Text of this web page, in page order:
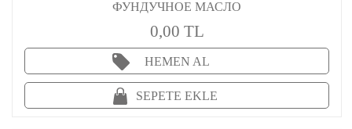
ФУНДУЧНОЕ МАСЛО
0,00 TL
HEMEN AL
SEPETE EKLE